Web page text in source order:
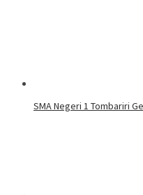
SMA Negeri 1 Tombariri